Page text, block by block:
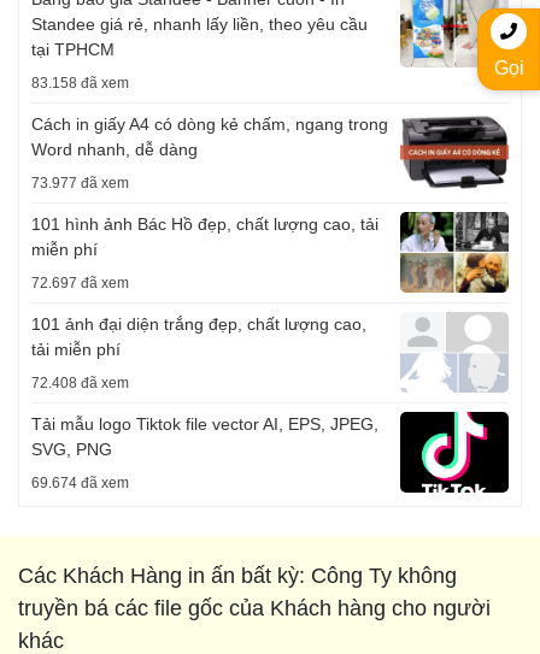
Standee giá rẻ, nhanh lấy liền, theo yêu cầu
tại TPHCM
83.158 đã xem
Cách in giấy A4 có dòng kẻ chấm, ngang trong
Word nhanh, dễ dàng
73.977 đã xem
101 hình ảnh Bác Hồ đẹp, chất lượng cao, tải
miễn phí
72.697 đã xem
101 ảnh đại diện trắng đẹp, chất lượng cao,
tải miễn phí
72.408 đã xem
Tải mẫu logo Tiktok file vector AI, EPS, JPEG,
SVG, PNG
69.674 đã xem
Gọi
Các Khách Hàng in ấn bất kỳ: Công Ty không
truyền bá các file gốc của Khách hàng cho người
khác